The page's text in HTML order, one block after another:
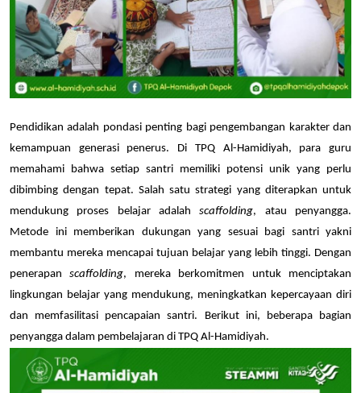
Pendidikan adalah pondasi penting bagi pengembangan karakter dan
kemampuan generasi penerus. Di TPQ Al-Hamidiyah, para guru
memahami bahwa setiap santri memiliki potensi unik yang perlu
dibimbing dengan tepat. Salah satu strategi yang diterapkan untuk
mendukung proses belajar adalah scaffolding, atau penyangga.
Metode ini memberikan dukungan yang sesuai bagi santri yakni
membantu mereka mencapai tujuan belajar yang lebih tinggi. Dengan
penerapan scaffolding, mereka berkomitmen untuk menciptakan
lingkungan belajar yang mendukung, meningkatkan kepercayaan diri
dan memfasilitasi pencapaian santri. Berikut ini, beberapa bagian
penyangga dalam pembelajaran di TPQ Al-Hamidiyah.